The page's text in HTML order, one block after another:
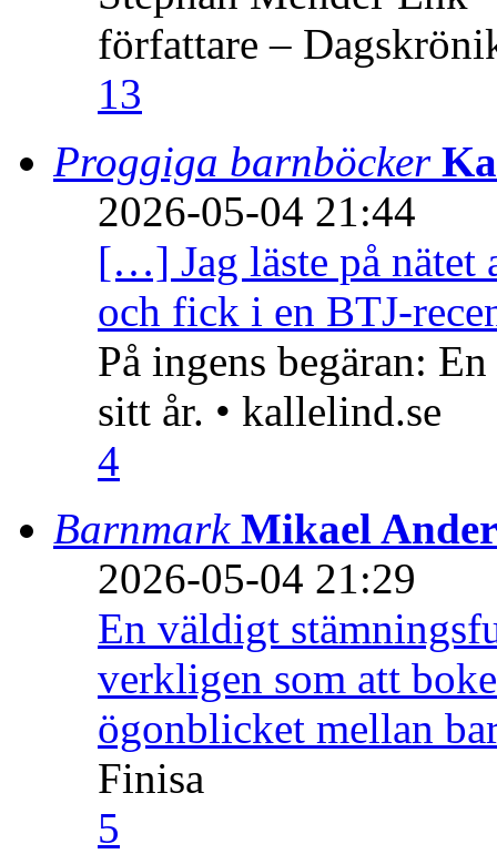
författare –
13
Proggiga barnböcker
2026-05-04 21:44
[…] Jag läste på nätet
och fick i en BTJ-
På ingens begäran:
sitt år. • kallelind.se
4
Barnmark Mikael
2026-05-04 21:29
En väldigt
verkligen som att
ögonblicket mellan
Finisa
5